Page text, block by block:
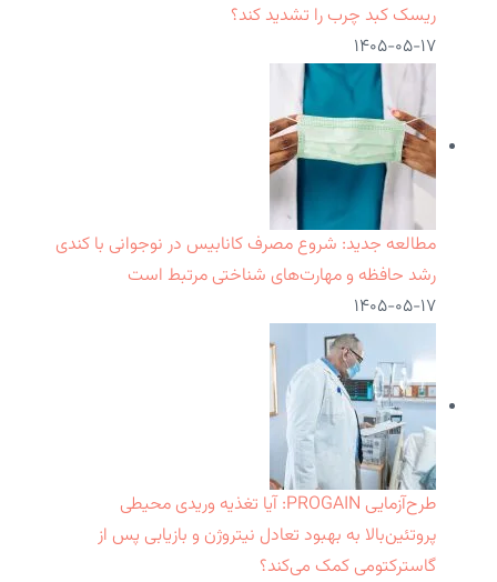
ریسک کبد چرب را تشدید کند؟
۱۴۰۵-۰۵-۱۷
مطالعه جدید: شروع مصرف کانابیس در نوجوانی با کندی
رشد حافظه و مهارت‌های شناختی مرتبط است
۱۴۰۵-۰۵-۱۷
طرح‌آزمایی PROGAIN: آیا تغذیه وریدی محیطی
پروتئین‌بالا به بهبود تعادل نیتروژن و بازیابی پس از
گاسترکتومی کمک می‌کند؟